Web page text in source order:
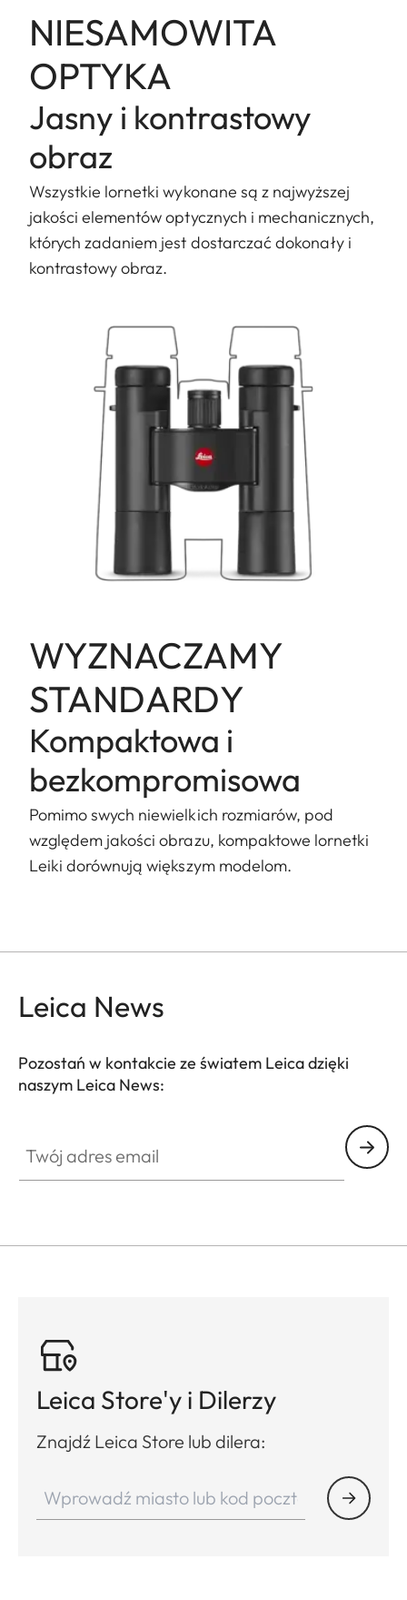
NIESAMOWITA
OPTYKA
Jasny i kontrastowy
obraz
Wszystkie lornetki wykonane są z najwyższej
jakości elementów optycznych i mechanicznych,
których zadaniem jest dostarczać dokonały i
kontrastowy obraz.
WYZNACZAMY
STANDARDY
Kompaktowa i
bezkompromisowa
Pomimo swych niewielkich rozmiarów, pod
względem jakości obrazu, kompaktowe lornetki
Leiki dorównują większym modelom.
Leica News
Pozostań w kontakcie ze światem Leica dzięki
naszym Leica News:
Leica Store'y i Dilerzy
Znajdź Leica Store lub dilera: